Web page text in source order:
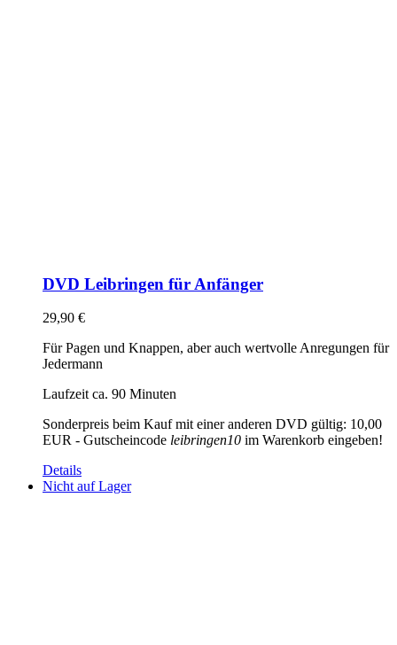
DVD Leibringen für Anfänger
29,90 €
Für Pagen und Knappen, aber auch wertvolle Anregungen für
Jedermann
Laufzeit ca. 90 Minuten
Sonderpreis beim Kauf mit einer anderen DVD gültig: 10,00
EUR - Gutscheincode leibringen10 im Warenkorb eingeben!
Details
Nicht auf Lager